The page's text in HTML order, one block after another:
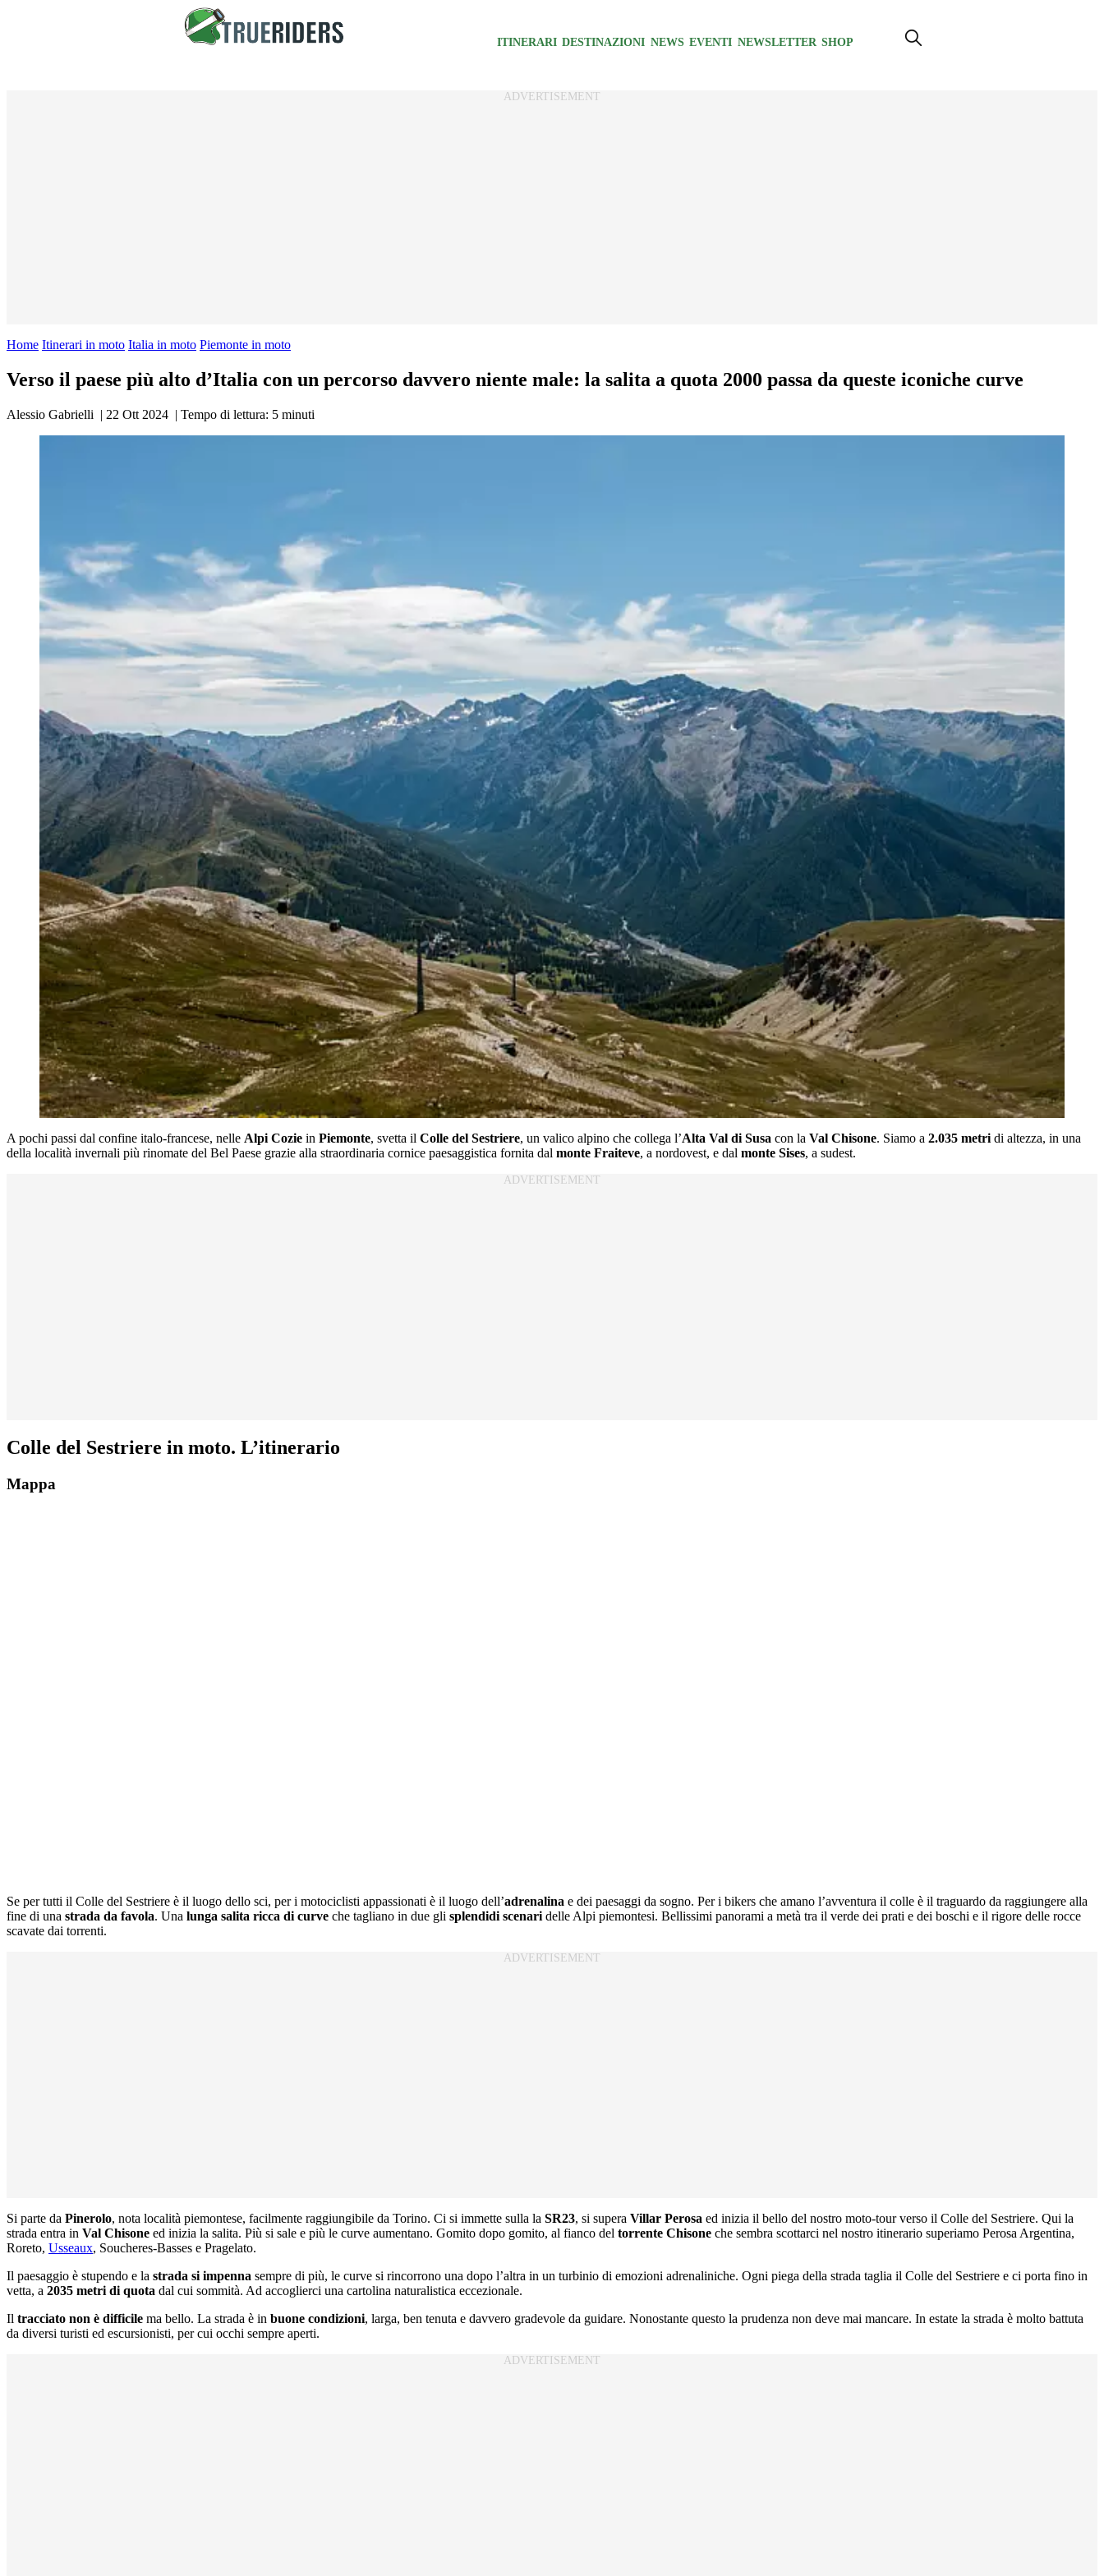
ITINERARI DESTINAZIONI NEWS EVENTI NEWSLETTER SHOP
Home Itinerari in moto Italia in moto Piemonte in moto
Verso il paese più alto d’Italia con un percorso davvero niente male: la salita a quota 2000 passa da queste iconiche curve
Alessio Gabrielli | 22 Ott 2024 | Tempo di lettura: 5 minuti
A pochi passi dal confine italo-francese, nelle Alpi Cozie in Piemonte, svetta il Colle del Sestriere, un valico alpino che collega l’Alta Val di Susa con la Val Chisone. Siamo a 2.035 metri di altezza, in una
della località invernali più rinomate del Bel Paese grazie alla straordinaria cornice paesaggistica fornita dal monte Fraiteve, a nordovest, e dal monte Sises, a sudest.
Colle del Sestriere in moto. L’itinerario
Mappa
Se per tutti il Colle del Sestriere è il luogo dello sci, per i motociclisti appassionati è il luogo dell’adrenalina e dei paesaggi da sogno. Per i bikers che amano l’avventura il colle è il traguardo da raggiungere alla
fine di una strada da favola. Una lunga salita ricca di curve che tagliano in due gli splendidi scenari delle Alpi piemontesi. Bellissimi panorami a metà tra il verde dei prati e dei boschi e il rigore delle rocce
scavate dai torrenti.
Si parte da Pinerolo, nota località piemontese, facilmente raggiungibile da Torino. Ci si immette sulla la SR23, si supera Villar Perosa ed inizia il bello del nostro moto-tour verso il Colle del Sestriere. Qui la
strada entra in Val Chisone ed inizia la salita. Più si sale e più le curve aumentano. Gomito dopo gomito, al fianco del torrente Chisone che sembra scottarci nel nostro itinerario superiamo Perosa Argentina,
Roreto, Usseaux, Soucheres-Basses e Pragelato.
Il paesaggio è stupendo e la strada si impenna sempre di più, le curve si rincorrono una dopo l’altra in un turbinio di emozioni adrenaliniche. Ogni piega della strada taglia il Colle del Sestriere e ci porta fino in
vetta, a 2035 metri di quota dal cui sommità. Ad accoglierci una cartolina naturalistica eccezionale.
Il tracciato non è difficile ma bello. La strada è in buone condizioni, larga, ben tenuta e davvero gradevole da guidare. Nonostante questo la prudenza non deve mai mancare. In estate la strada è molto battuta
da diversi turisti ed escursionisti, per cui occhi sempre aperti.